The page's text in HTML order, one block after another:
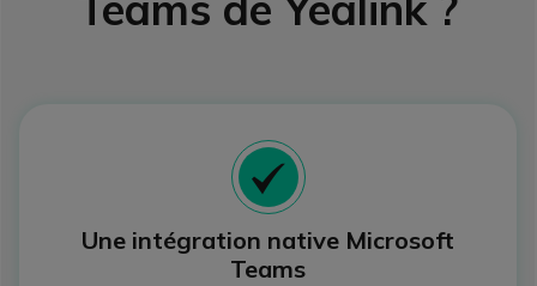
Icon
Une intégration native Microsoft
Teams